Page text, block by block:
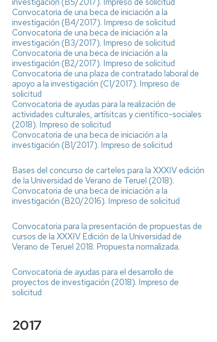
Convocatoria de una beca de iniciación a la
investigación (B4/2017). Impreso de solicitud
Convocatoria de una beca de iniciación a la
investigación (B3/2017). Impreso de solicitud
Convocatoria de una beca de iniciación a la
investigación (B2/2017). Impreso de solicitud
Convocatoria de una plaza de contratado laboral de
apoyo a la investigación (C1/2017). Impreso de
solicitud
Convocatoria de ayudas para la realización de
actividades culturales, artísitcas y científico-sociales
(2018). Impreso de solicitud
Convocatoria de una beca de iniciación a la
investigación (B1/2017). Impreso de solicitud
Bases del concurso de carteles para la XXXIV edición
de la Universidad de Verano de Teruel (2018).
Convocatoria de una beca de iniciación a la
investigación (B20/2016). Impreso de solicitud
Convocatoria para la presentación de propuestas de
cursos de la XXXIV Edición de la Universidad de
Verano de Teruel 2018. Propuesta normalizada.
Convocatoria de ayudas para el desarrollo de
proyectos de investigación (2018). Impreso de
solicitud
2017